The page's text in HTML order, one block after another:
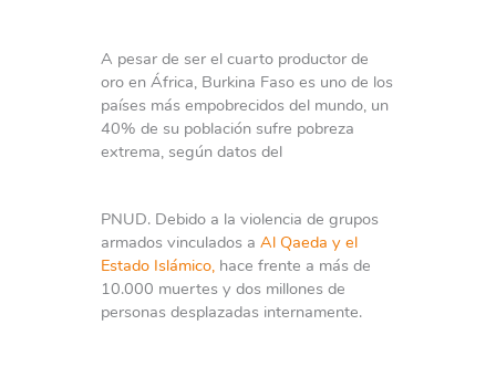
A pesar de ser el cuarto productor de
oro en África, Burkina Faso es uno de los
países más empobrecidos del mundo, un
40% de su población sufre pobreza
extrema, según datos del
PNUD. Debido a la violencia de grupos
armados vinculados a Al Qaeda y el
Estado Islámico,hace frente a más de
10.000 muertes y dos millones de
personas desplazadas internamente.